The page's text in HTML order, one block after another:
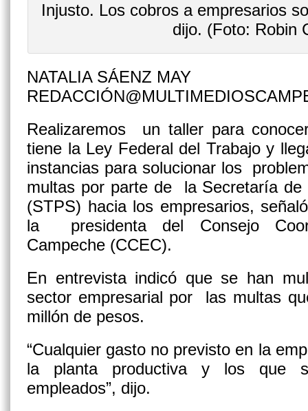
Injusto. Los cobros a empresarios
dijo. (Foto: Robin
NATALIA SÁENZ MAY
Realizaremos un taller para
tiene la Ley Federal del Trabajo y
instancias para solucionar los
multas por parte de la Secretaría de
(STPS) hacia los empresarios,
la presidenta del Consejo
Campeche (CCEC).
En entrevista indicó que se han
sector empresarial por las multas
millón de pesos.
“Cualquier gasto no previsto en la
la planta productiva y los que
empleados”, dijo.